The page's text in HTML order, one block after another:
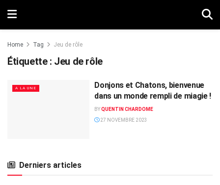
Home Tag Jeu de rôle
Étiquette : Jeu de rôle
A LA UNE
Donjons et Chatons, bienvenue
dans un monde rempli de miagie !
BYQUENTIN CHARDOME
27 NOVEMBRE 2023
Derniers articles